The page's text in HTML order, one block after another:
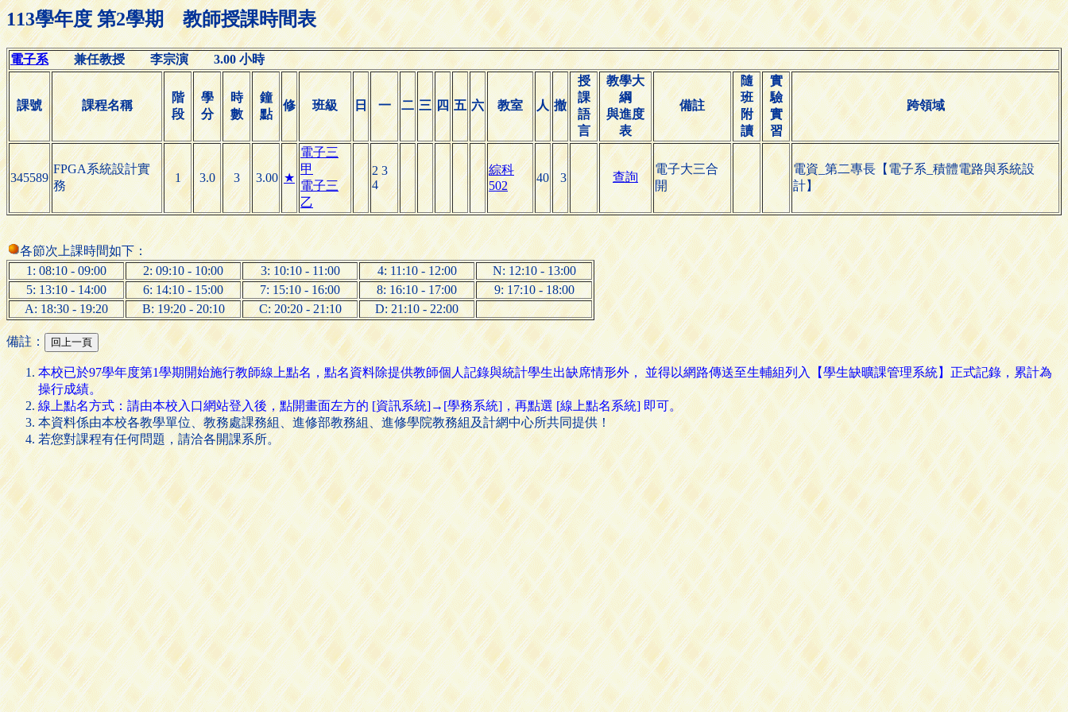
113學年度 第2學期 教師授課時間表
電子系兼任教授 李宗演 3.00 小時
課號 課程名稱
階
段
學
分
時
數
鐘
點
修 班級 日 一 二 三 四 五 六 教室 人 撤
授
課
語
言
教學大
綱
與進度
表
備註
隨
班
附
讀
實
驗
實
習
跨領域
345589
FPGA系統設計實
務
1 3.0 3 3.00 ★
電子三
甲
電子三
乙
2 3
4
綜科
502
40 3 查詢
電子大三合
開
電資_第二專長【電子系_積體電路與系統設
計】
各節次上課時間如下：
1: 08:10 - 09:00
2: 09:10 - 10:00 3: 10:10 - 11:00 4: 11:10 - 12:00
N: 12:10 - 13:00
5: 13:10 - 14:00
6: 14:10 - 15:00 7: 15:10 - 16:00 8: 16:10 - 17:00
9: 17:10 - 18:00
A: 18:30 - 19:20
B: 19:20 - 20:10 C: 20:20 - 21:10 D: 21:10 - 22:00
備註：
本校已於97學年度第1學期開始施行教師線上點名，點名資料除提供教師個人記錄與統計學生出缺席情形外， 並得以網路傳送至生輔組列入【學生缺曠課管理系統】正式記錄，累計為
操行成績。
線上點名方式：請由本校入口網站登入後，點開畫面左方的 [資訊系統]→[學務系統]，再點選 [線上點名系統] 即可。
本資料係由本校各教學單位、教務處課務組、進修部教務組、進修學院教務組及計網中心所共同提供！
若您對課程有任何問題，請洽各開課系所。